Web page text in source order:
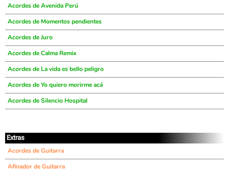
Acordes de Avenida Perú
Acordes de Momentos pendientes
Acordes de Juro
Acordes de Calma Remix
Acordes de La vida es bello peligro
Acordes de Yo quiero morirme acá
Acordes de Silencio Hospital
Extras
Acordes de Guitarra
Afinador de Guitarra